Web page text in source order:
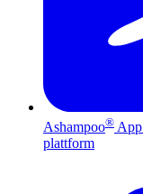
Ashampoo® App
plattform